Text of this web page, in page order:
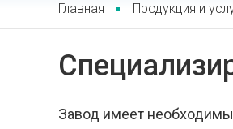
Главная Продукция и
Завод имеет